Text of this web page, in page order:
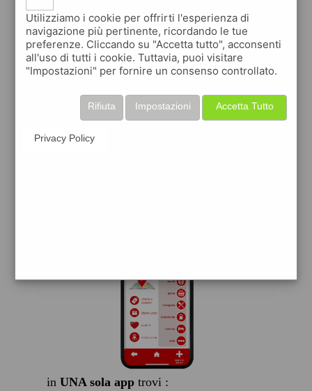
ristoranti in zona
trovi i ristoranti più vicino a te e tutti i
posti dove mangiare vicino a te
in UNA sola apptrovi :
Utilizziamo i cookie per offrirti l'esperienza di
navigazione più pertinente, ricordando le tue
preferenze. Cliccando su "Accetta tutto", acconsenti
all'uso di tutti i cookie. Tuttavia, puoi visitare
"Impostazioni" per fornire un consenso controllato.
Accetta Tutto
Impostazioni
Rifiuta
Privacy Policy